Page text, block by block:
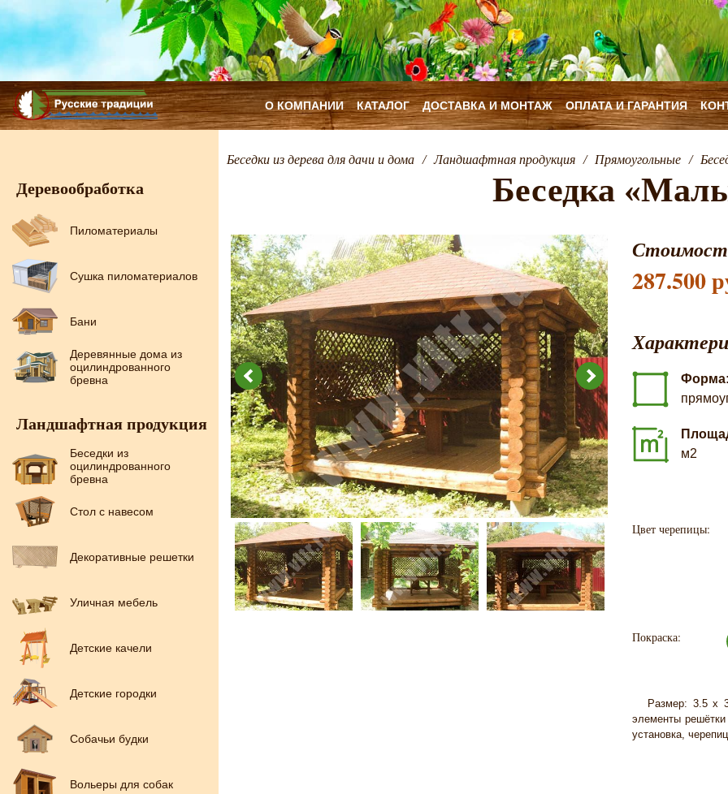
О КОМПАНИИ ДОСТАВКА И МОНТАЖ ОПЛАТА И ГАРАНТИЯ
КАТАЛОГ
Деревообработка
Пиломатериалы
Сушка пиломатериалов
Бани
Деревянные дома из
оцилиндрованного
бревна
Ландшафтная продукция
Беседки из
оцилиндрованного
бревна
Стол с навесом
Декоративные решетки
Уличная мебель
Детские качели
Детские городки
Собачьи будки
Вольеры для собак
Беседки из дерева для дачи и дома / Ландшафтная продукция / Прямоугольные /
Беседка
287.500
м2
Цвет черепицы:
Покраска:
Размер: 3.5 х
элементы решётки
установка,